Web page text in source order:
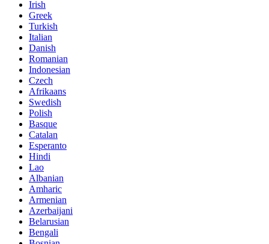
Irish
Greek
Turkish
Italian
Danish
Romanian
Indonesian
Czech
Afrikaans
Swedish
Polish
Basque
Catalan
Esperanto
Hindi
Lao
Albanian
Amharic
Armenian
Azerbaijani
Belarusian
Bengali